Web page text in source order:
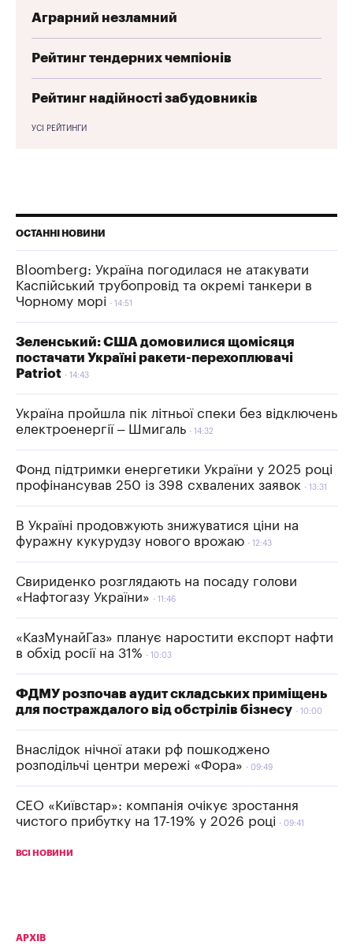
Аграрний незламний
Рейтинг тендерних чемпіонів
Рейтинг надійності забудовників
УСІ РЕЙТИНГИ
ОСТАННІ НОВИНИ
Bloomberg: Україна погодилася не атакувати
Каспійський трубопровід та окремі танкери в
Чорному морі
14:51
Зеленський: США домовилися щомісяця
постачати Україні ракети-перехоплювачі
Patriot
14:43
Україна пройшла пік літньої спеки без відключень
електроенергії – Шмигаль
14:32
Фонд підтримки енергетики України у 2025 році
профінансував 250 із 398 схвалених заявок
13:31
В Україні продовжують знижуватися ціни на
фуражну кукурудзу нового врожаю
12:43
Свириденко розглядають на посаду голови
«Нафтогазу України»
11:46
«КазМунайГаз» планує наростити експорт нафти
в обхід росії на 31%
10:03
ФДМУ розпочав аудит складських приміщень
для постраждалого від обстрілів бізнесу
10:00
Внаслідок нічної атаки рф пошкоджено
розподільчі центри мережі «Фора»
09:49
СЕО «Київстар»: компанія очікує зростання
чистого прибутку на 17-19% у 2026 році
09:41
ВСІ НОВИНИ
АРХІВ